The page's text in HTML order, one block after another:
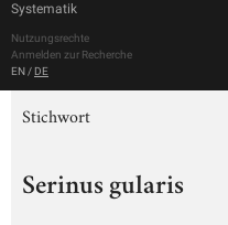
Systematik
Nutzungsrechte
Anmelden zur Recherche
EN / DE
Stichwort
Serinus gularis